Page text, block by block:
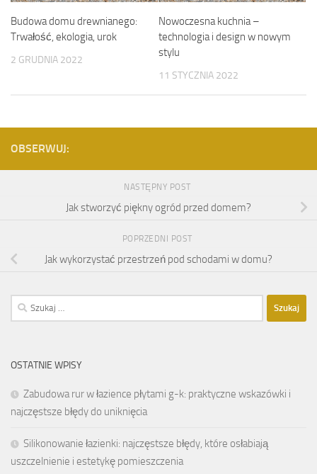
Budowa domu drewnianego:
Trwałość, ekologia, urok
2 GRUDNIA 2022
Nowoczesna kuchnia –
technologia i design w nowym
stylu
11 STYCZNIA 2022
OBSERWUJ:
NASTĘPNY POST
Jak stworzyć piękny ogród przed domem?
POPRZEDNI POST
Jak wykorzystać przestrzeń pod schodami w domu?
Szukaj:
OSTATNIE WPISY
Zabudowa rur w łazience płytami g-k: praktyczne wskazówki i
najczęstsze błędy do uniknięcia
Silikonowanie łazienki: najczęstsze błędy, które osłabiają
uszczelnienie i estetykę pomieszczenia